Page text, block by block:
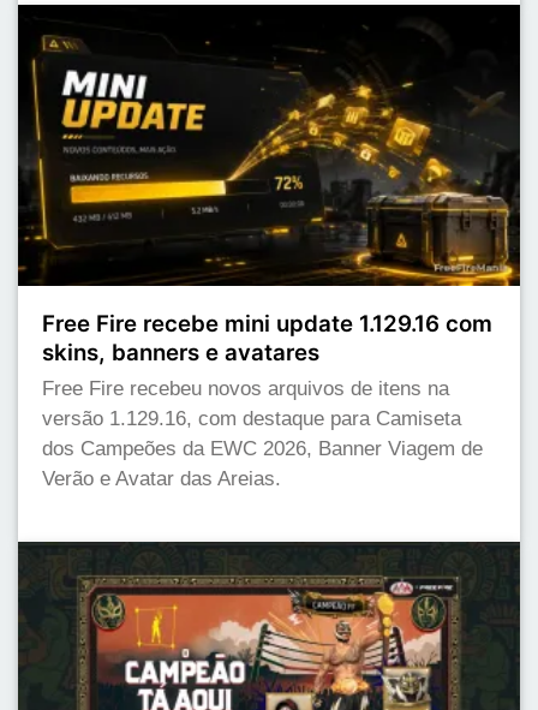
Free Fire recebe mini update 1.129.16 com
skins, banners e avatares
Free Fire recebeu novos arquivos de itens na
versão 1.129.16, com destaque para Camiseta
dos Campeões da EWC 2026, Banner Viagem de
Verão e Avatar das Areias.